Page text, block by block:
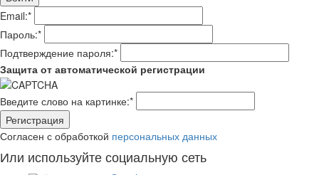
Email:*
Пароль:*
Подтверждение пароля:*
Защита от автоматической регистрации
Введите слово на картинке:*
Согласен с обработкой персональных данных
Или используйте социальную сеть